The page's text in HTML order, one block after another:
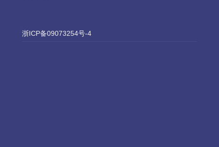
浙ICP备09073254号-4